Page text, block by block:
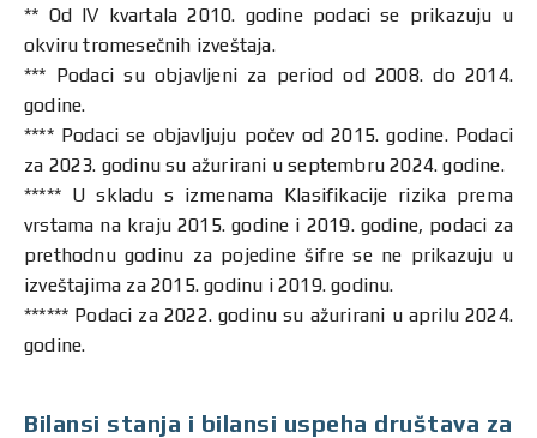
** Od IV kvartala 2010. godine podaci se prikazuju u
okviru tromesečnih izveštaja.
*** Podaci su objavljeni za period od 2008. do 2014.
godine.
**** Podaci se objavljuju počev od 2015. godine. Podaci
za 2023. godinu su ažurirani u septembru 2024. godine.
***** U skladu s izmenama Klasifikacije rizika prema
vrstama na kraju 2015. godine i 2019. godine, podaci za
prethodnu godinu za pojedine šifre se ne prikazuju u
izveštajima za 2015. godinu i 2019. godinu.
****** Podaci za 2022. godinu su ažurirani u aprilu 2024.
godine.
Bilansi stanja i bilansi uspeha društava za